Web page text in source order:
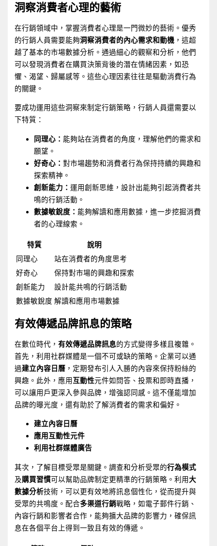
洞察消費者心理的藝術
在行銷領域中，掌握消費者心理是一門微妙的藝術。優秀
的行銷人員需要能夠洞察消費者的內心需求和動機 ，這超
越了基本的市場數據分析。通過細心的觀察和分析，他們
可以發現消費者在購買決策背後的潛在情緒因素，如恐
懼、渴望、歸屬感等。這些心理因素往往是驅動消費行為
的關鍵。
要成功運用這些洞察來制定行銷策略，行銷人員還需要以
下特質：
同理心： 能夠站在消費者的角度，理解他們的需求和
願望。
好奇心：對市場趨勢和消費者行為保持持續的興趣和
探索精神。
創新能力：運用創新思維，設計出能夠引起消費者共
鳴的行銷活動。
數據敏銳度： 能夠解讀和應用數據，進一步挖掘消費
者的心理線索。
特質
說明
同理心
站在消費者的角度思考
好奇心
保持對市場的興趣和探索
創新能力
設計能共鳴的行銷活動
數據敏銳度 解讀和應用市場數據
有效傳遞品牌訊息的策略
在數位時代，有效傳遞品牌訊息的方式變得多樣且複雜。
首先，利用社群媒體是一個不可或缺的策略。企業可以通
過建立內容日曆 ，定期發布引人入勝的內容來保持粉絲的
興趣。此外，應用互動性元件如問答、投票和即時直播，
可以讓用戶更深入參與品牌，增強認同感。這不僅能增加
品牌的曝光度，還有助於了解消費者的需求和偏好。
建立內容日曆
應用互動性元件
利用社群媒體廣告
其次，了解目標受眾是關鍵。調查和分析受眾的行為模式
及購買習慣可以幫助品牌制定更精準的行銷策略。利用大
數據分析技術，可以更有效地將訊息個性化，從而提升與
受眾的共鳴度。配合多渠道行銷戰略，如電子郵件行銷、
內容行銷和影響者合作，能夠擴大品牌的影響力，確保訊
息在各個平台上得到一致且有效的傳遞。